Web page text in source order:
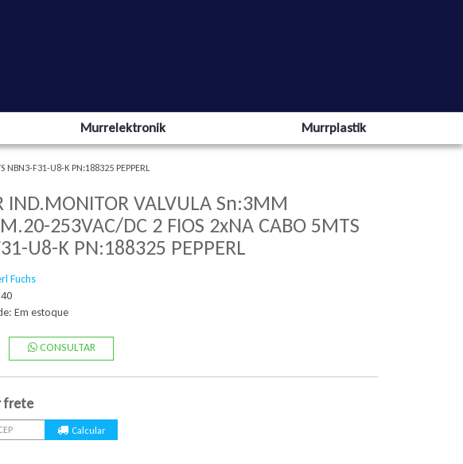
Murrelektronik Murrplastik
NBN3-F31-U8-K PN:188325 PEPPERL
IND.MONITOR VALVULA Sn:3MM
253VAC/DC 2 FIOS 2xNA CABO 5MTS
U8-K PN:188325 PEPPERL
Fuchs
Em estoque
CONSULTAR
frete